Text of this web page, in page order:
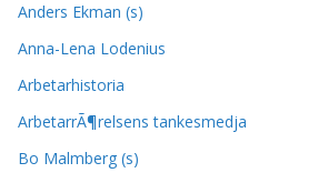
Anders Ekman (s)
Anna-Lena Lodenius
Arbetarhistoria
ArbetarrÃ¶relsens tankesmedja
Bo Malmberg (s)